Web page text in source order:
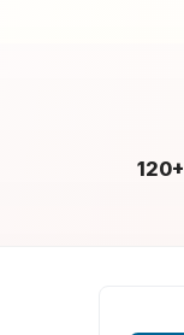
120+